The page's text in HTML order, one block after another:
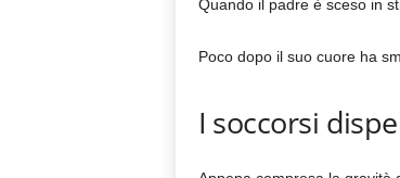
Quando il padre è sceso in
Poco dopo il suo cuore ha
I soccorsi